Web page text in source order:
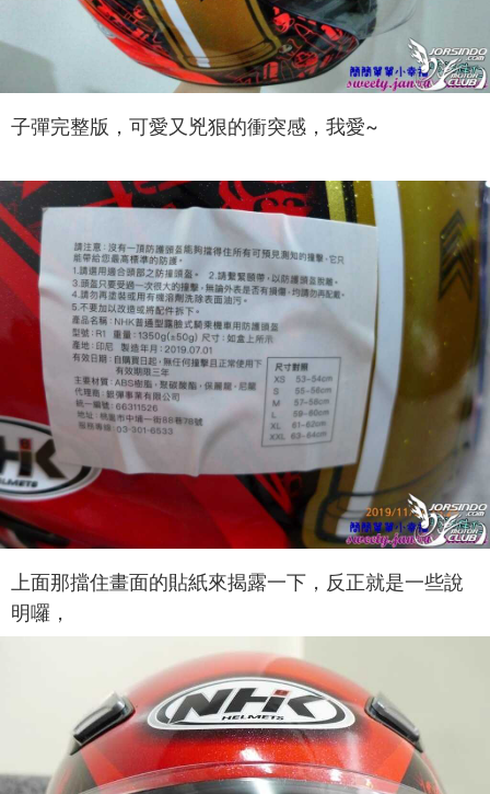
子彈完整版，可愛又兇狠的衝突感，我愛~
上面那擋住畫面的貼紙來揭露一下，反正就是一些說
明囉，